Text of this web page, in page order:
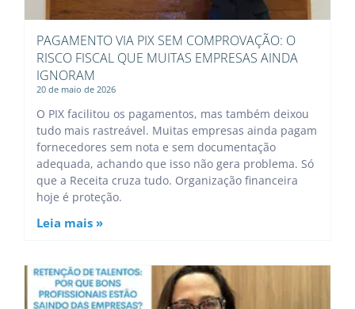
PAGAMENTO VIA PIX SEM COMPROVAÇÃO: O
RISCO FISCAL QUE MUITAS EMPRESAS AINDA
IGNORAM
20 de maio de 2026
O PIX facilitou os pagamentos, mas também deixou
tudo mais rastreável. Muitas empresas ainda pagam
fornecedores sem nota e sem documentação
adequada, achando que isso não gera problema. Só
que a Receita cruza tudo. Organização financeira
hoje é proteção.
Leia mais »